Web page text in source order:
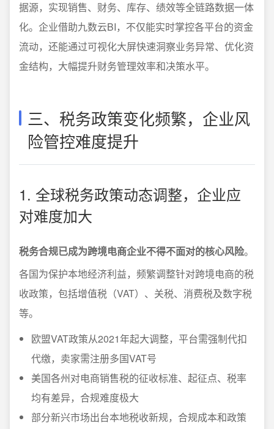
据源，实现销售、财务、库存、绩效等全链路数据一体
化。企业借助九数云BI，不仅能实时掌控各平台的资金
流动，还能通过可视化大屏快速洞察业务异常、优化资
金结构，大幅提升财务管理效率和决策水平。
三、税务政策变化频繁，企业风
险管控难度提升
1. 全球税务政策动态调整，企业应
对难度加大
税务合规已成为跨境电商企业不得不面对的核心风险。
各国为保护本地经济利益，频繁调整针对跨境电商的税
收政策，包括增值税（VAT）、关税、消费税及数字税
等。
欧盟VAT政策从2021年起大调整，平台需强制代扣
代缴，卖家需注册多国VAT号
美国各州对电商销售税的征收标准、起征点、税率
均有差异，合规难度极大
部分新兴市场出台本地税收新规，合规成本和政策